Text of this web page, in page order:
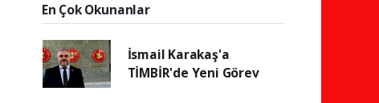
En Çok Okunanlar
İsmail Karakaş'a
TİMBİR'de Yeni Görev